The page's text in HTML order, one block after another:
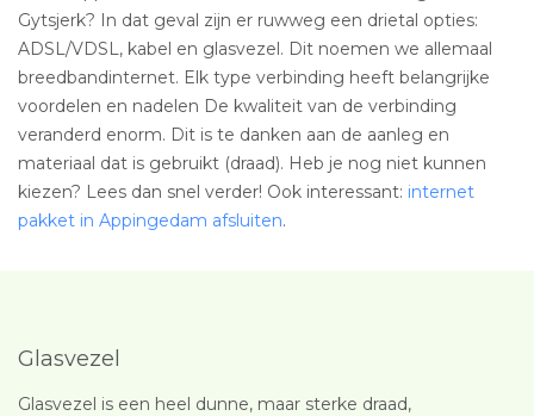
Gytsjerk? In dat geval zijn er ruwweg een drietal opties:
ADSL/VDSL, kabel en glasvezel. Dit noemen we allemaal
breedbandinternet. Elk type verbinding heeft belangrijke
voordelen en nadelen De kwaliteit van de verbinding
veranderd enorm. Dit is te danken aan de aanleg en
materiaal dat is gebruikt (draad). Heb je nog niet kunnen
kiezen? Lees dan snel verder! Ook interessant: internet
pakket in Appingedam afsluiten.
Glasvezel
Glasvezel is een heel dunne, maar sterke draad,